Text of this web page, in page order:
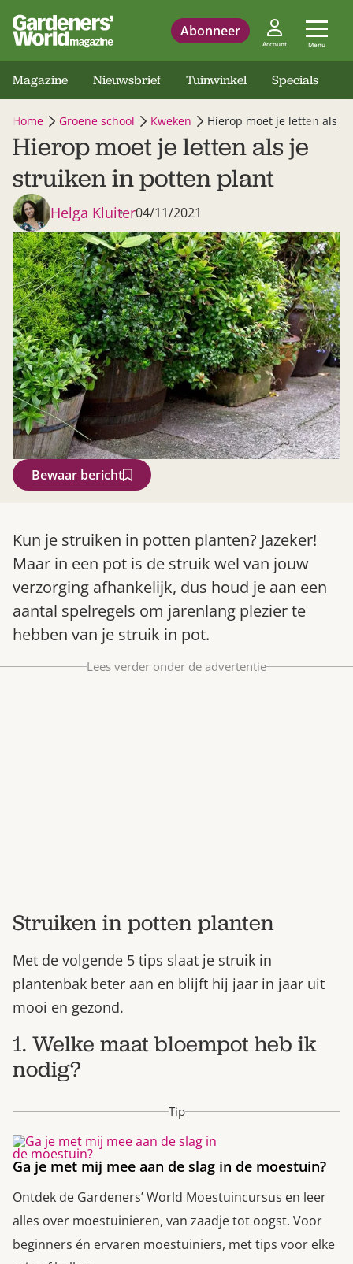
Abonneer
Account Menu
Magazine Nieuwsbrief Tuinwinkel Specials
Home Groene school Kweken Hierop moet je letten als
Hierop moet je letten als je
struiken in potten plant
Helga Kluiter04/11/2021
Bewaar bericht
Kun je struiken in potten planten? Jazeker!
Maar in een pot is de struik wel van jouw
verzorging afhankelijk, dus houd je aan een
aantal spelregels om jarenlang plezier te
hebben van je struik in pot.
Lees verder onder de advertentie
Struiken in potten planten
Met de volgende 5 tips slaat je struik in
plantenbak beter aan en blijft hij jaar in jaar uit
mooi en gezond.
1. Welke maat bloempot heb ik
nodig?
Tip
Ga je met mij mee aan de slag in de moestuin?
Ontdek de Gardeners’ World Moestuincursus en leer
alles over moestuinieren, van zaadje tot oogst. Voor
beginners én ervaren moestuiniers, met tips voor elke